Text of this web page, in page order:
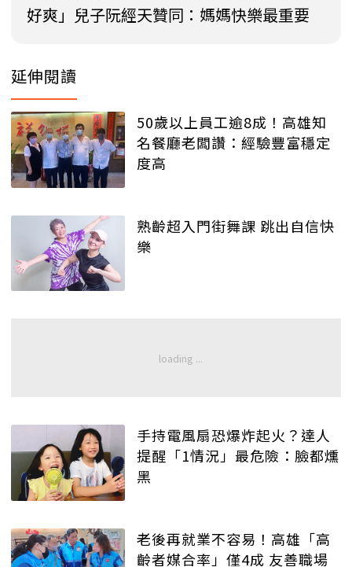
好爽」兒子阮經天贊同：媽媽快樂最重要
延伸閱讀
50歲以上員工逾8成！高雄知
名餐廳老闆讚：經驗豐富穩定
度高
熟齡超入門街舞課 跳出自信快
樂
手持電風扇恐爆炸起火？達人
提醒「1情況」最危險：臉都燻
黑
老後再就業不容易！高雄「高
齡者媒合率」僅4成 友善職場